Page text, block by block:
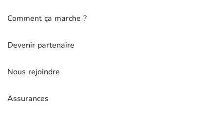
Comment ça marche ?
Devenir partenaire
Nous rejoindre
Assurances